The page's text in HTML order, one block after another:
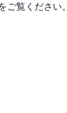
ご覧ください